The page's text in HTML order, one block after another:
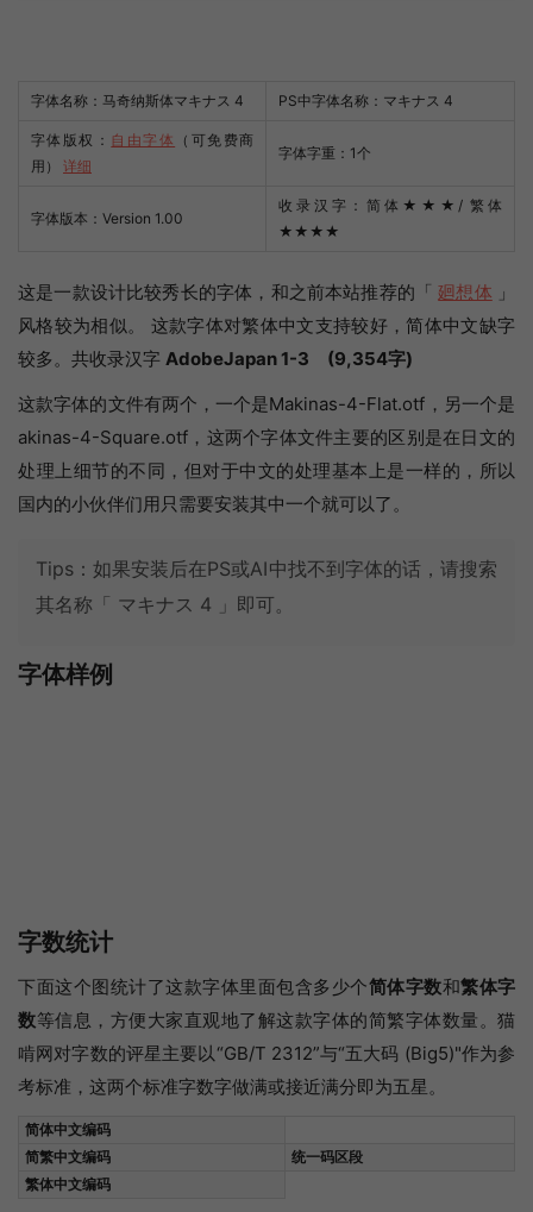
字体名称：马奇纳斯体マキナス 4 PS中字体名称：マキナス 4
字体版权： 自由字体
（可免费商
用） 详细
字体字重：1个
字体版本：Version 1.00
收录汉字：简体★★★/ 繁体
★★★★
这是一款设计比较秀长的字体，和之前本站推荐的「廻想体 」
风格较为相似。 这款字体对繁体中文支持较好，简体中文缺字
较多。共收录汉字 AdobeJapan 1-3 (9,354字)
这款字体的文件有两个，一个是Makinas-4-Flat.otf，另一个是
akinas-4-Square.otf，这两个字体文件主要的区别是在日文的
处理上细节的不同，但对于中文的处理基本上是一样的，所以
国内的小伙伴们用只需要安装其中一个就可以了。
Tips：如果安装后在PS或AI中找不到字体的话，请搜索
其名称「 マキナス 4 」即可。
字体样例
字数统计
下面这个图统计了这款字体里面包含多少个简体字数和繁体字
数等信息，方便大家直观地了解这款字体的简繁字体数量。猫
啃网对字数的评星主要以“GB/T 2312”与“五大码 (Big5)"作为参
考标准，这两个标准字数字做满或接近满分即为五星。
简体中文编码
简繁中文编码
统一码区段
繁体中文编码